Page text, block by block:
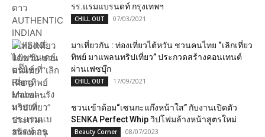
รร.แรมแบรนดท์ กรุงเทพฯ
CHILL OUT 07/03/2021
มาเที่ยวกัน : ท่องเที่ยวไต้หวัน ชวนคนไทย “เลิกเที่ยว
ทิพย์ มาแพลนทริปเที่ยว” ประกวดสร้างคอนเทนต์
ผ่านเฟซบุ๊ก
CHILL OUT 17/09/2021
ชวนเข้าด้อม“เซนกะแก๊งหน้าใส” กับงานเปิดตัว
SENKA Perfect Whip วิปโฟมล้างหน้าสูตรใหม่
Beauty Corner 08/07/2023